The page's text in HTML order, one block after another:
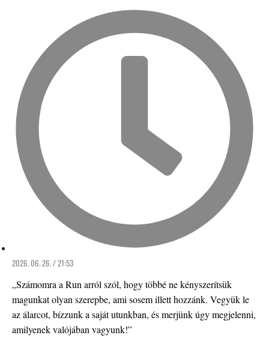
2026. 06. 26. / 21:53
„Számomra a Run arról szól, hogy többé ne kényszerítsük
magunkat olyan szerepbe, ami sosem illett hozzánk. Vegyük le
az álarcot, bízzunk a saját utunkban, és merjünk úgy megjelenni,
amilyenek valójában vagyunk!”